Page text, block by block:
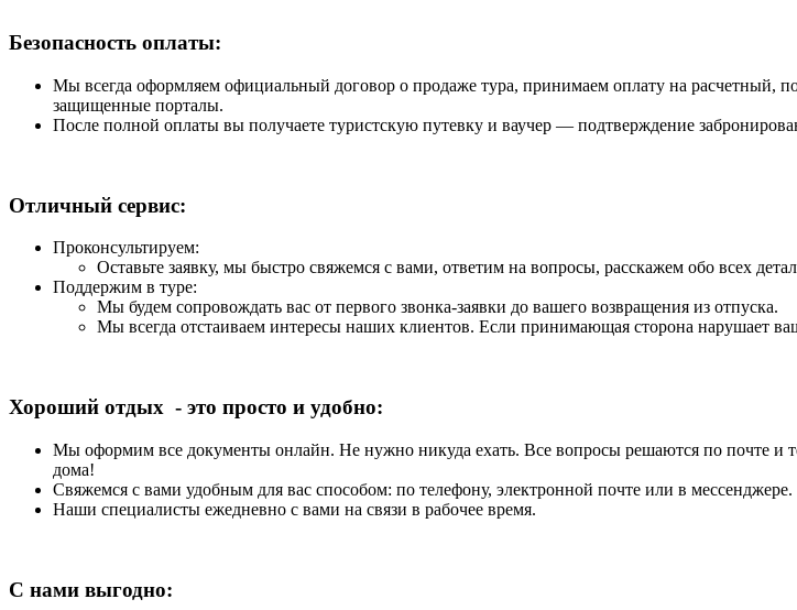
Безопасность оплаты:
Мы всегда оформляем официальный договор о продаже тура, принимаем оплату на расчетный,
защищенные порталы.
После полной оплаты вы получаете туристскую путевку и ваучер — подтверждение
Отличный сервис:
Проконсультируем:
Оставьте заявку, мы быстро свяжемся с вами, ответим на вопросы, расскажем обо всех
Поддержим в туре:
Мы будем сопровождать вас от первого звонка-заявки до вашего возвращения из отпуска.
Мы всегда отстаиваем интересы наших клиентов. Если принимающая сторона нарушает
Хороший отдых - это просто и удобно:
Мы оформим все документы онлайн. Не нужно никуда ехать. Все вопросы решаются по почте и
дома!
Свяжемся с вами удобным для вас способом: по телефону, электронной почте или в мессенджере.
Наши специалисты ежедневно с вами на связи в рабочее время.
С нами выгодно: